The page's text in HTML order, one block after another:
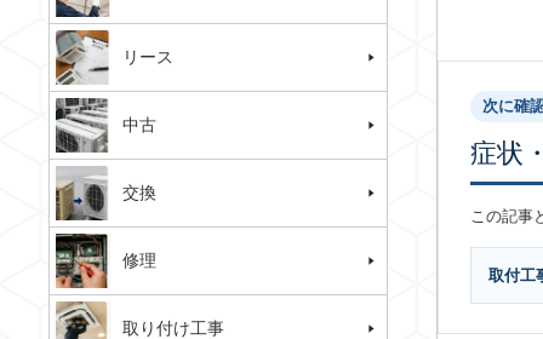
次に確
症状
この記事
取付工
リース
中古
交換
修理
取り付け工事